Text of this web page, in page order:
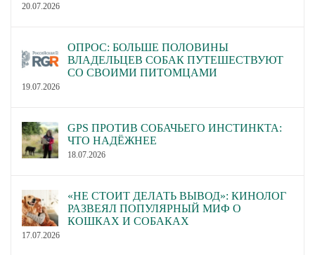
20.07.2026
ОПРОС: БОЛЬШЕ ПОЛОВИНЫ
ВЛАДЕЛЬЦЕВ СОБАК ПУТЕШЕСТВУЮТ
СО СВОИМИ ПИТОМЦАМИ
19.07.2026
GPS ПРОТИВ СОБАЧЬЕГО ИНСТИНКТА:
ЧТО НАДЁЖНЕЕ
18.07.2026
«НЕ СТОИТ ДЕЛАТЬ ВЫВОД»: КИНОЛОГ
РАЗВЕЯЛ ПОПУЛЯРНЫЙ МИФ О
КОШКАХ И СОБАКАХ
17.07.2026